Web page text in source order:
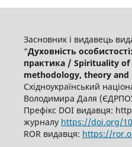
Засновник і видавець
“Духовність
практика / Spirituality of
methodology, theory and
Східноукраїнський
Володимира Даля
Префікс DOI видавця:
журналу https://doi.org/
ROR видавця: https://